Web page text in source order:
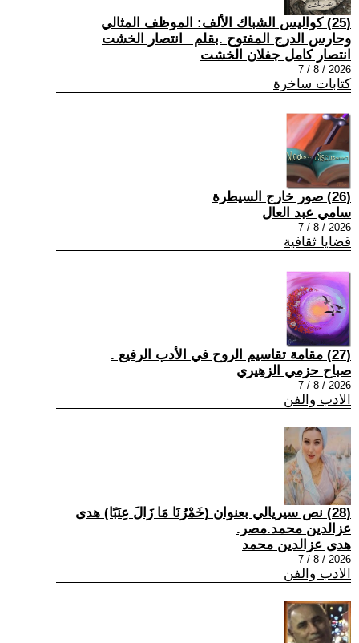
(25) كواليس الشباك الألف: الموظف المثالي
وحارس الدرج المفتوح .بقلم _انتصار الخشت
انتصار كامل جفلان الخشت
2026 / 8 / 7
كتابات ساخرة
(26) صور خارج السيطرة
سامي عبد العال
2026 / 8 / 7
قضايا ثقافية
(27) مقامة تقاسيم الروح في الأدب الرفيع .
صباح حزمي الزهيري
2026 / 8 / 7
الادب والفن
(28) نص سيريالي بعنوان (خَمْرُنَا مَا زَالَ عِنَبًا) هدى
عزالدين محمد.مصر.
هدى عزالدين محمد
2026 / 8 / 7
الادب والفن